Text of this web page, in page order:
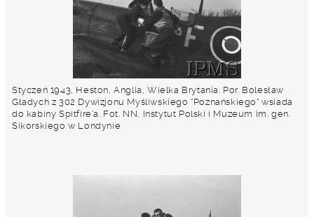
Styczeń 1943, Heston, Anglia, Wielka Brytania. Por. Bolesław
Gładych z 302 Dywizjonu Myśliwskiego "Poznańskiego" wsiada
do kabiny Spitfire'a. Fot. NN, Instytut Polski i Muzeum im. gen.
Sikorskiego w Londynie